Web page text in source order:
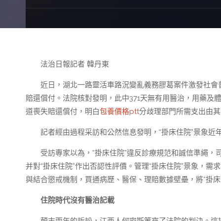
法治日報記者 韓丹東
近日，湖北一路靈活車路況變亂義務膠葛案件激發社
賠還償付。法院核對發明，此中371天無有用醫治，用藥及
道喪失賠還償付，明白包養價格ptt分歧理部門所需支出由
記者經由過程采訪和公然信息發明，“掛床住院”景象近
受訪專家以為，“掛床住院”違反診療規范和誠信準繩
并對“掛床住院”作出否認性評價。管理“掛床住院”景象，
與結合懲戒機制，買通病歷、醫保、理賠數據壁壘，將“掛
住院時代沒有醫治記載